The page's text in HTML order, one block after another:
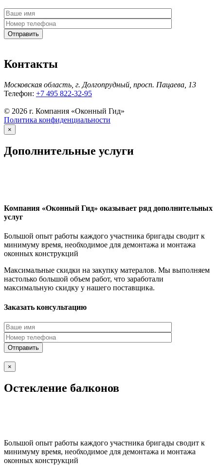
Контакты
Московская область, г. Долгопрудный, просп. Пацаева, 13
Телефон: +7 495 822-32-95
© 2026 г. Компания «Оконный Гид»
Политика конфиденциальности
×
Дополнительные услуги
Компания «Оконный Гид» оказывает ряд дополнительных
услуг
Большой опыт работы каждого участника бригады сводит к
минимуму время, необходимое для демонтажа и монтажа
оконных конструкций
Максимальные скидки на закупку матералов. Мы выполняем
настолько большой объем работ, что заработали
максимальную скидку у нашего поставщика.
Заказать консультацию
×
Остекление балконов
Большой опыт работы каждого участника бригады сводит к
минимуму время, необходимое для демонтажа и монтажа
оконных конструкций